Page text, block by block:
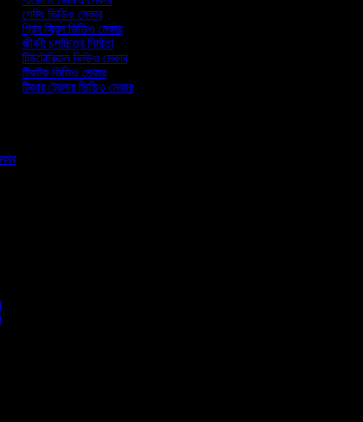
গেমিং ভিডিও মেকার
গ্রিন স্ক্রিন ভিডিও মেকার
জীবনী চলচ্চিত্র নির্মাতা
টিউটোরিয়াল ভিডিও মেকার
টিকটক ভিডিও মেকার
টিজার ট্রেলার ভিডিও মেকার